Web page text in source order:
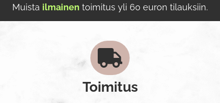
Muista ilmainen toimitus yli 60 euron tilauksiin.
Toimitus